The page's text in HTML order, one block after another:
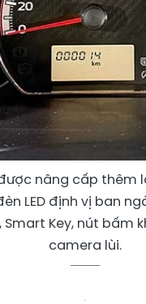
nâng cấp
LED định vị ban
Key, nút bấm
camera lùi.